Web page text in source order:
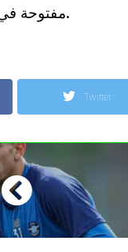
مفتوحة في الأيام القليلة المقبلة.
Twitter